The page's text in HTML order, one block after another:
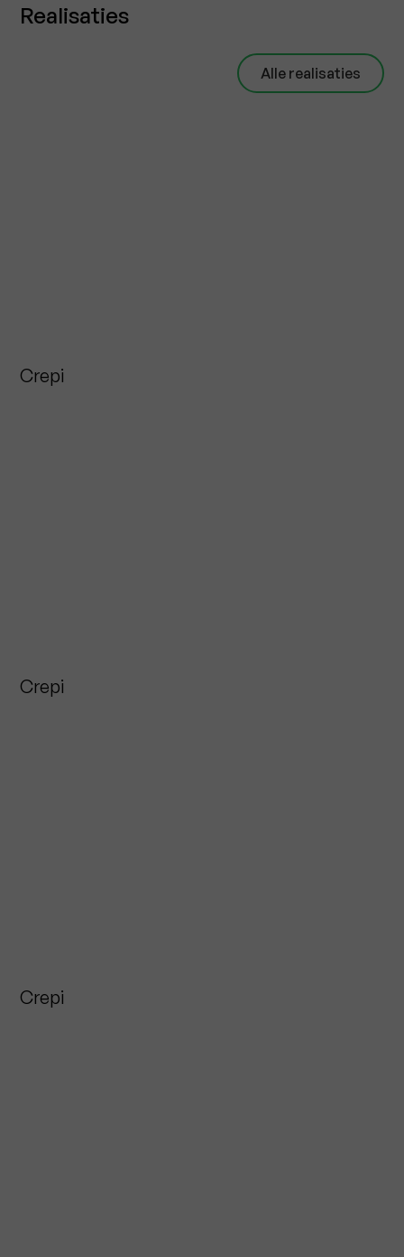
Realisaties
Alle realisaties
Crepi
Crepi
Crepi